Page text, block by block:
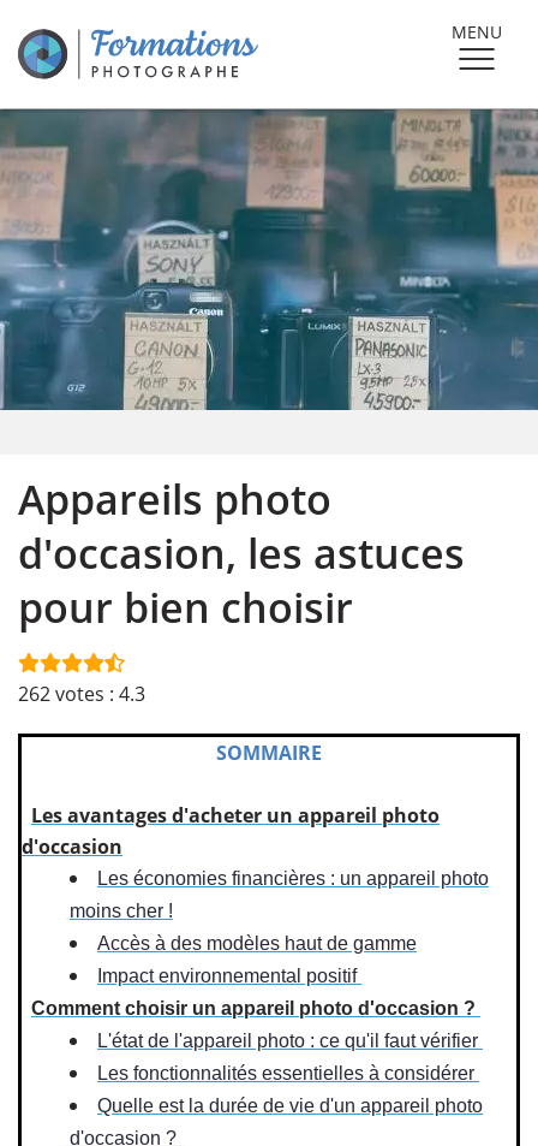
MENU
Appareils photo
d'occasion, les astuces
pour bien choisir
262votes : 4.3
SOMMAIRE
Les avantages d'acheter un appareil photo
d'occasion
Les économies financières : un appareil photo
moins cher !
Accès à des modèles haut de gamme
Impact environnemental positif
Comment choisir un appareil photo d'occasion ?
L'état de l'appareil photo : ce qu'il faut vérifier
Les fonctionnalités essentielles à considérer
Quelle est la durée de vie d'un appareil photo
d'occasion ?